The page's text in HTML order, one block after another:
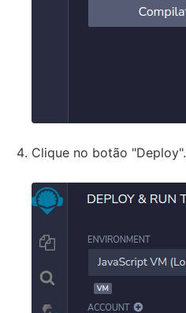
Clique no botão "Deploy".